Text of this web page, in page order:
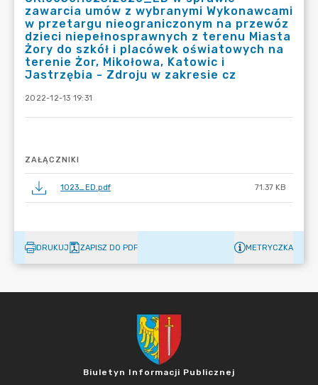
zawarcia umów z wybranymi Wykonawcami
w przetargu nieograniczonym na przewóz
dzieci niepełnosprawnych z terenu Miasta
Żory do szkół i placówek oświatowych na
terenie Żor, Mikołowa, Katowic i
Jastrzębia - Zdroju w zakresie cz
2022-12-13 19:31
ZAŁĄCZNIKI
1023_ED.pdf 71.37 KB
DRUKUJ ZAPISZ DO PDF METRYCZKA
Biuletyn Informacji Publicznej